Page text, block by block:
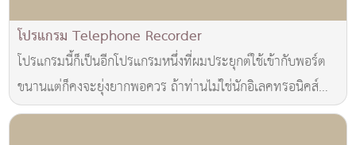
โปรแกรม Telephone Recorder
โปรแกรมนี้ก็เป็นอีกโปรแกรมหนึ่งที่ผมประยุกต์ใช้เข้ากับพอร์ต
ขนานแต่ก็คงจะยุ่งยากพอควร ถ้าท่านไม่ใช่นักอิเลคทรอนิคส์
เนื่องจากอุปกรณ์ต่อพ่วงที่ต้องใ